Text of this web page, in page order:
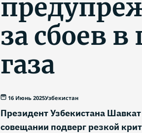
за сбоев в
газа
16 Июнь 2025Узбекистан
Президент Узбекистана
совещании подверг резкой